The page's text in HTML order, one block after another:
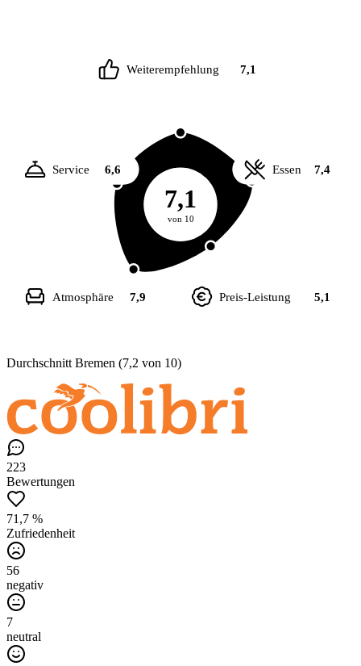
7,1
von 10
Weiterempfehlung 7,1
Essen 7,4
Preis-Leistung 5,1
Atmosphäre 7,9
Service 6,6
Durchschnitt Bremen (7,2 von 10)
223
Bewertungen
71,7 %
Zufriedenheit
56
negativ
7
neutral